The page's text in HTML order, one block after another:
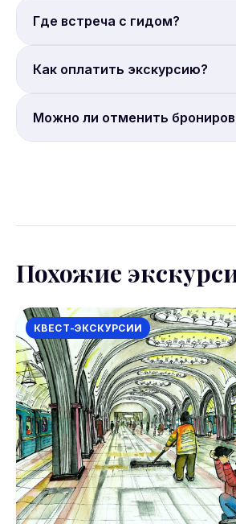
Цена от 7 000 руб. с человека.
Где встреча с гидом?
Место встречи: Россия, Москва,
Как оплатить экскурсию?
Оплата гиду на месте.
Можно ли отменить
Похожие
КВЕСТ-ЭКСКУРСИИ